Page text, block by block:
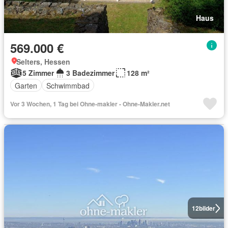
Haus
569.000 €
Selters, Hessen
5 Zimmer
3 Badezimmer
128 m²
Garten
Schwimmbad
Vor 3 Wochen, 1 Tag bei Ohne-makler - Ohne-Makler.net
12bilder